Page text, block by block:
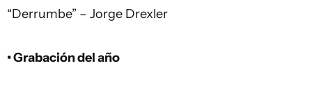
“Derrumbe” – Jorge Drexler
• Grabación del año